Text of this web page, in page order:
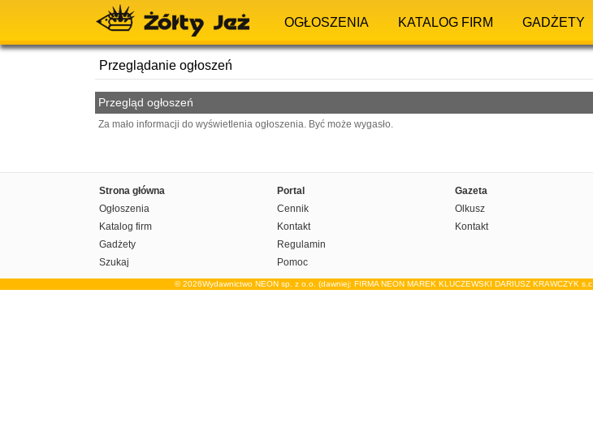
OGŁOSZENIA KATALOG FIRM GADŻETY
Przeglądanie ogłoszeń
Przegląd ogłoszeń
Za mało informacji do wyświetlenia ogłoszenia. Być może wygasło.
Strona główna
Ogłoszenia
Katalog firm
Gadżety
Szukaj
Portal
Cennik
Kontakt
Regulamin
Pomoc
Gazeta
Olkusz
Kontakt
© 2026Wydawnictwo NEON sp. z o.o. (dawniej: FIRMA NEON MAREK KLUCZEWSKI DARIUSZ KRAWCZYK